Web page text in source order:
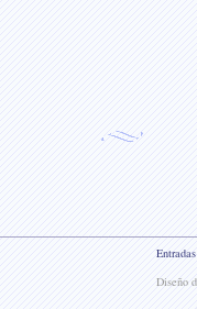
Diseño